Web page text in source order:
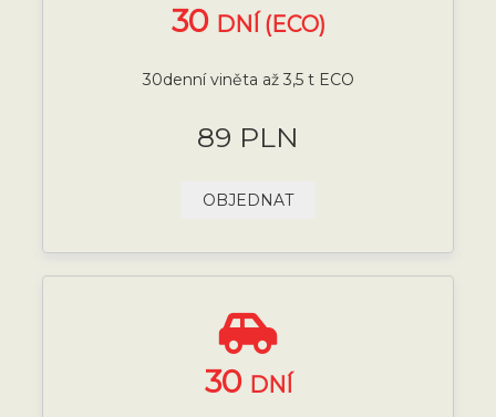
30 DNÍ (ECO)
30denní viněta až 3,5 t ECO
89 PLN
OBJEDNAT
30 DNÍ